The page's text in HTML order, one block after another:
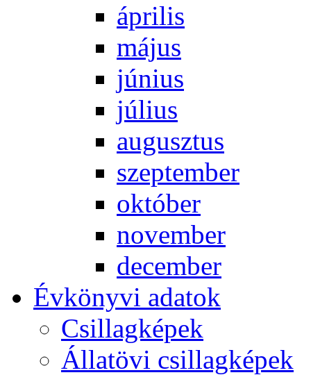
áp­ri­lis
má­jus
jú­ni­us
jú­li­us
au­gusz­tus
szep­tem­ber
ok­tó­ber
no­vem­ber
de­cem­ber
Év­köny­vi ada­tok
Csil­lag­ké­pek
Ál­lat­övi csil­lag­ké­pek